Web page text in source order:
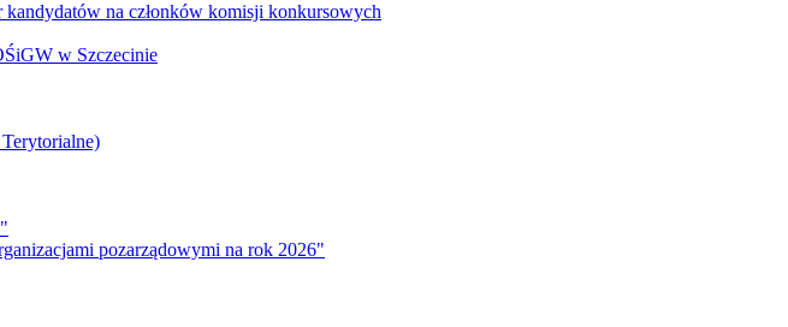
na członków komisji konkursowych
w Szczecinie
pozarządowymi na rok 2026"